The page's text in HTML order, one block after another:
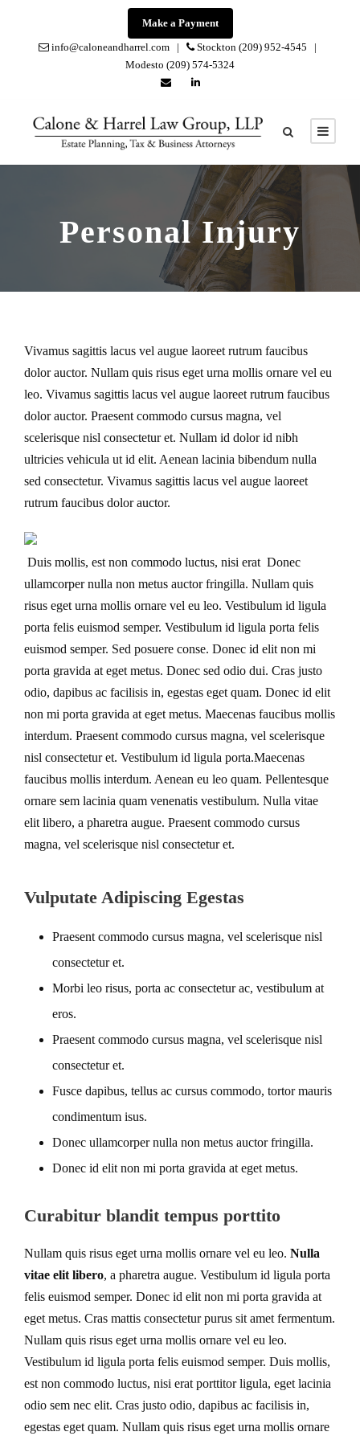
Make a Payment
info@caloneandharrel.com |
Stockton (209) 952-4545 |
Modesto (209) 574-5324
Personal Injury
Vivamus sagittis lacus vel augue laoreet rutrum faucibus
dolor auctor. Nullam quis risus eget urna mollis ornare vel eu
leo. Vivamus sagittis lacus vel augue laoreet rutrum faucibus
dolor auctor. Praesent commodo cursus magna, vel
scelerisque nisl consectetur et. Nullam id dolor id nibh
ultricies vehicula ut id elit. Aenean lacinia bibendum nulla
sed consectetur. Vivamus sagittis lacus vel augue laoreet
rutrum faucibus dolor auctor.
Duis mollis, est non commodo luctus, nisi erat Donec
ullamcorper nulla non metus auctor fringilla. Nullam quis
risus eget urna mollis ornare vel eu leo. Vestibulum id ligula
porta felis euismod semper. Vestibulum id ligula porta felis
euismod semper. Sed posuere conse. Donec id elit non mi
porta gravida at eget metus. Donec sed odio dui. Cras justo
odio, dapibus ac facilisis in, egestas eget quam. Donec id elit
non mi porta gravida at eget metus. Maecenas faucibus mollis
interdum. Praesent commodo cursus magna, vel scelerisque
nisl consectetur et. Vestibulum id ligula porta.Maecenas
faucibus mollis interdum. Aenean eu leo quam. Pellentesque
ornare sem lacinia quam venenatis vestibulum. Nulla vitae
elit libero, a pharetra augue. Praesent commodo cursus
magna, vel scelerisque nisl consectetur et.
Vulputate Adipiscing Egestas
Praesent commodo cursus magna, vel scelerisque nisl
consectetur et.
Morbi leo risus, porta ac consectetur ac, vestibulum at
eros.
Praesent commodo cursus magna, vel scelerisque nisl
consectetur et.
Fusce dapibus, tellus ac cursus commodo, tortor mauris
condimentum isus.
Donec ullamcorper nulla non metus auctor fringilla.
Donec id elit non mi porta gravida at eget metus.
Curabitur blandit tempus porttito
Nullam quis risus eget urna mollis ornare vel eu leo. Nulla
vitae elit libero, a pharetra augue. Vestibulum id ligula porta
felis euismod semper. Donec id elit non mi porta gravida at
eget metus. Cras mattis consectetur purus sit amet fermentum.
Nullam quis risus eget urna mollis ornare vel eu leo.
Vestibulum id ligula porta felis euismod semper. Duis mollis,
est non commodo luctus, nisi erat porttitor ligula, eget lacinia
odio sem nec elit. Cras justo odio, dapibus ac facilisis in,
egestas eget quam. Nullam quis risus eget urna mollis ornare